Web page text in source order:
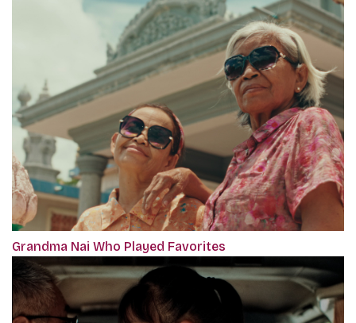
Grandma Nai Who Played Favorites